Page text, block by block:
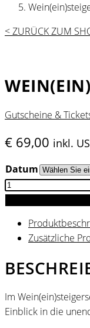
< ZURÜCK ZUM
Gutscheine &
€ 69,00 inkl.
Datum
Menge
Zusätzliche
Im
Einblick in die